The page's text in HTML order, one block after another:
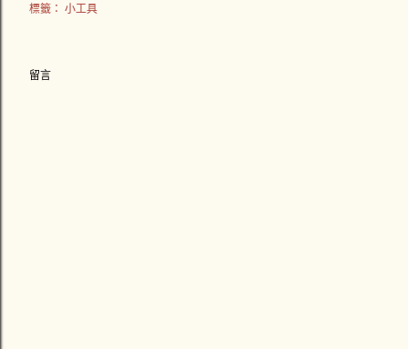
標籤： 小工具
留言